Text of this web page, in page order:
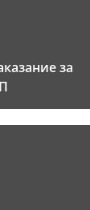
за